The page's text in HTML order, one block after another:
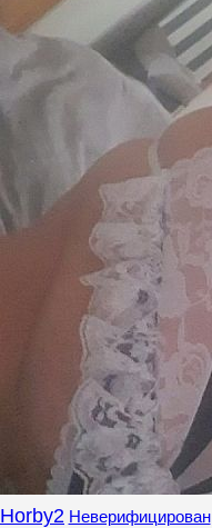
Horby2 Неверифицирован